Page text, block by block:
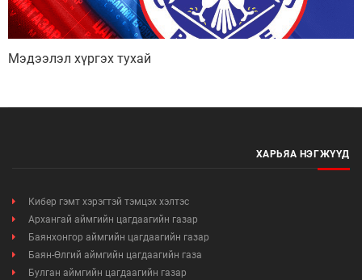
Мэдээлэл хүргэх тухай
ХАРЬЯА НЭГЖҮҮД
Кибер гэмт хэрэгтэй тэмцэх хэлтэс
Архангай аймгийн цагдаагийн газар
Баянхонгор аймгийн цагдаагийн газар
Баян-Өлгий аймгийн цагдаагийн газа
Булган аймгийн цагдаагийн газар
Иргэдийг хүлээн авах хуваарь
Ажил үүргийн чиглэл, утасны дугаар